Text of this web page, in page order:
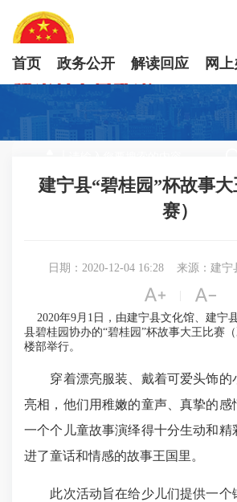
首页 政务公开 解读回应 网
建宁县“碧桂园”杯故事
赛）
日期：2020-12-04 16:28 来源：建宁
 
2020年9月 1 日，由建宁县文化馆、建宁
县碧桂园协办的“碧桂园”杯故事大王比赛
楼部举行。
穿着漂亮服装、戴着可爱头饰的
亮相，他们用稚嫩的童声、真挚的感
一个个儿童故事演绎得十分生动和精
进了童话和情感的故事王国里。
此次活动旨在给少儿们提供一个